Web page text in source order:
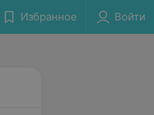
Избранное Войти